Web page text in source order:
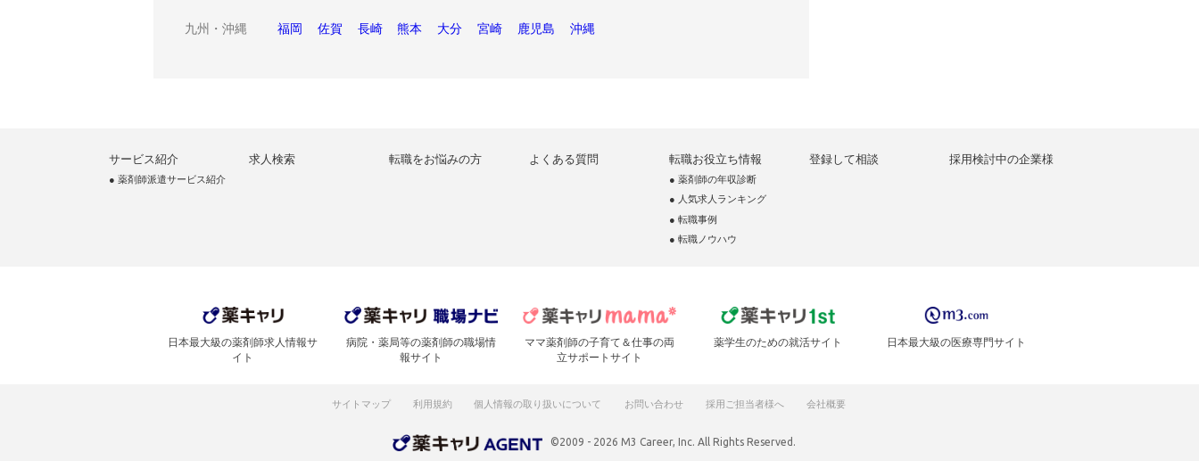
九州・沖縄 福岡 佐賀 長崎 熊本 大分 宮崎 鹿児島 沖縄
サービス紹介
● 薬剤師派遣サービス紹介
求人検索 転職をお悩みの方 よくある質問 転職お役立ち情報
● 薬剤師の年収診断
● 人気求人ランキング
● 転職事例
● 転職ノウハウ
登録して相談 採用検討中の企業様
日本最大級の薬剤師求人情報サ
イト
病院・薬局等の薬剤師の職場情
報サイト
ママ薬剤師の子育て＆仕事の両
立サポートサイト
薬学生のための就活サイト 日本最大級の医療専門サイト
サイトマップ 利用規約 個人情報の取り扱いについて お問い合わせ 採用ご担当者様へ 会社概要
©2009 - 2026 M3 Career, Inc. All Rights Reserved.